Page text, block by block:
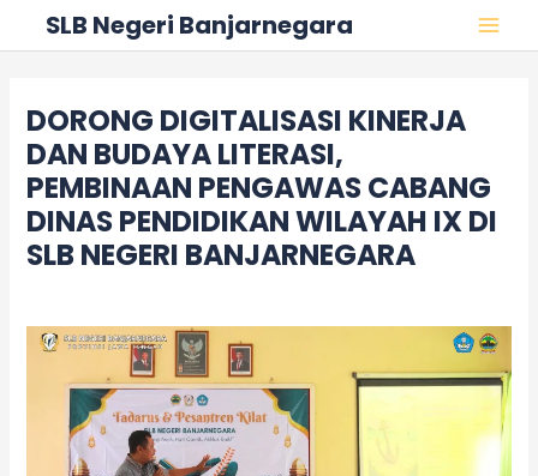
SLB Negeri Banjarnegara
DORONG DIGITALISASI KINERJA
DAN BUDAYA LITERASI,
PEMBINAAN PENGAWAS CABANG
DINAS PENDIDIKAN WILAYAH IX DI
SLB NEGERI BANJARNEGARA
Post
navigation